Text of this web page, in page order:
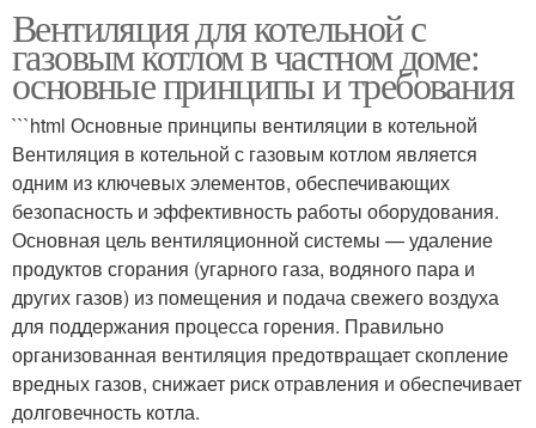
Вентиляция для котельной с
газовым котлом в частном доме:
основные принципы и требования
```html Основные принципы вентиляции в котельной
Вентиляция в котельной с газовым котлом является
одним из ключевых элементов, обеспечивающих
безопасность и эффективность работы оборудования.
Основная цель вентиляционной системы — удаление
продуктов сгорания (угарного газа, водяного пара и
других газов) из помещения и подача свежего воздуха
для поддержания процесса горения. Правильно
организованная вентиляция предотвращает скопление
вредных газов, снижает риск отравления и обеспечивает
долговечность котла.